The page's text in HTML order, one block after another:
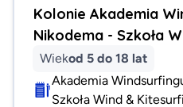
Kolonie Akademia
Nikodema - Szkoła
Wiekod 5 do 18 lat
Akademia
Szkoła Wind &